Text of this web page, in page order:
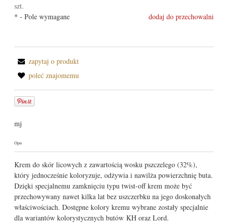
szt.
dodaj do przechowalni
* - Pole wymagane
zapytaj o produkt
poleć znajomemu
mj
Opis
Krem do skór licowych z zawartością wosku pszczelego (32%),
który jednocześnie koloryzuje, odżywia i nawilża powierzchnię buta.
Dzięki specjalnemu zamknięciu typu twist-off krem może być
przechowywany nawet kilka lat bez uszczerbku na jego doskonałych
właściwościach. Dostępne kolory kremu wybrane zostały specjalnie
dla wariantów kolorystycznych butów KH oraz Lord.